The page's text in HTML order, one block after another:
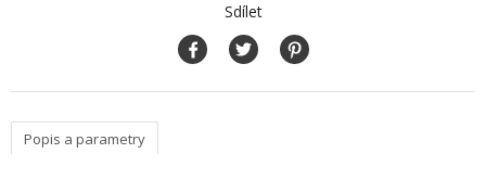
Sdílet
Popis a parametry